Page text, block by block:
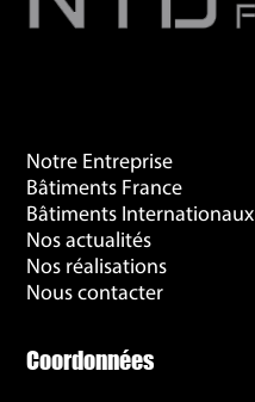
Notre Entreprise
Bâtiments France
Bâtiments Internationaux
Nos actualités
Nos réalisations
Nous contacter
Coordonnées